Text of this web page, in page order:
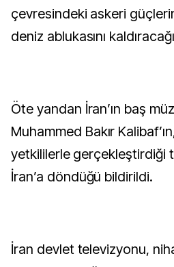
çevresindeki askeri
deniz ablukasını
Öte yandan İran’ın baş
Muhammed Bakır
yetkililerle gerçekleştirdiği
İran’a döndüğü bildirildi.
İran devlet televizyonu,